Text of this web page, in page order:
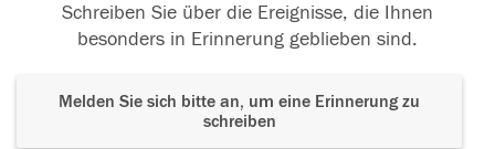
Schreiben Sie über die Ereignisse, die Ihnen
besonders in Erinnerung geblieben sind.
Melden Sie sich bitte an, um eine Erinnerung zu
schreiben